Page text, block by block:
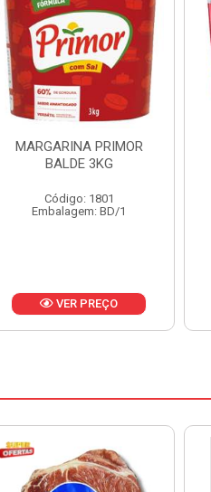
MARGARINA PRIMOR
CAIXA 12X500G
Código: 1797
Embalagem: CX/1
VER PREÇO